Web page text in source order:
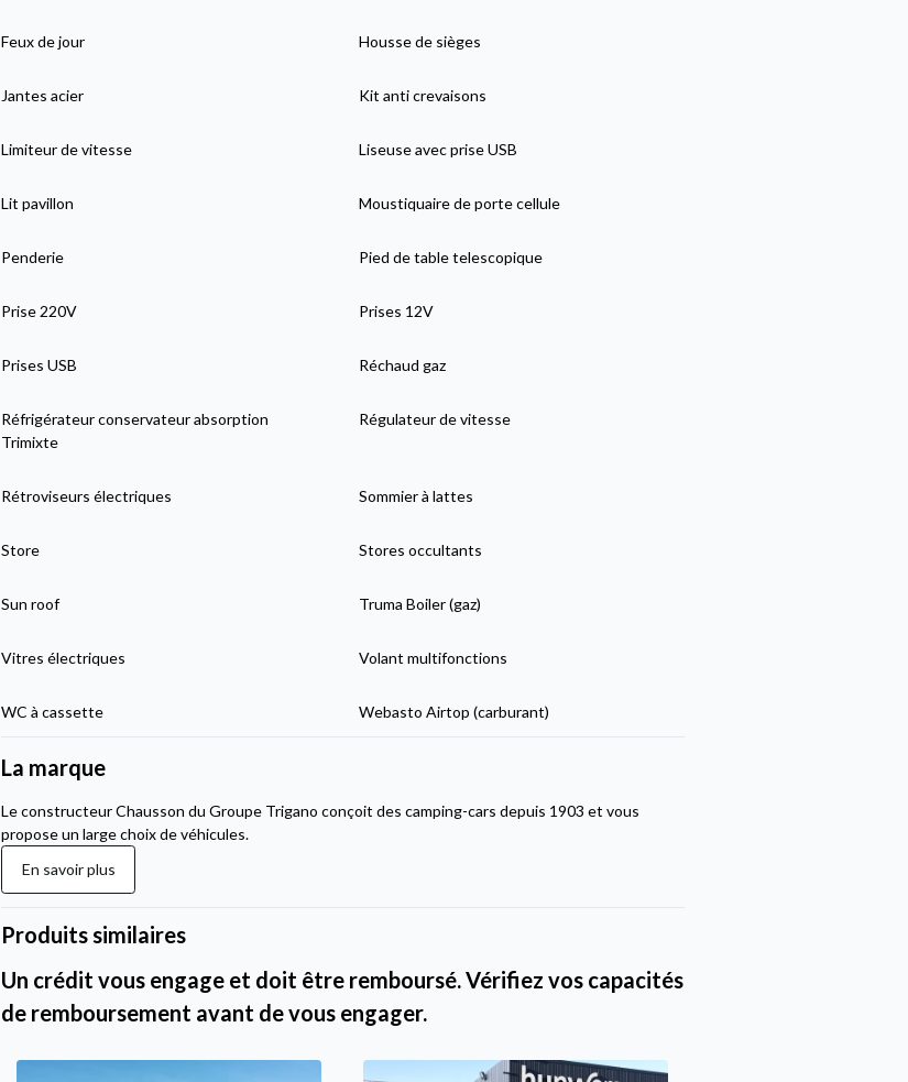
Feux de jour Housse de sièges
Jantes acier Kit anti crevaisons
Limiteur de vitesse Liseuse avec prise USB
Lit pavillon Moustiquaire de porte cellule
Penderie Pied de table telescopique
Prise 220V Prises 12V
Prises USB Réchaud gaz
Réfrigérateur conservateur absorption
Trimixte
Régulateur de vitesse
Rétroviseurs électriques Sommier à lattes
Store Stores occultants
Sun roof Truma Boiler (gaz)
Vitres électriques Volant multifonctions
WC à cassette Webasto Airtop (carburant)
La marque
Le constructeur Chausson du Groupe Trigano conçoit des camping-cars depuis 1903 et vous
propose un large choix de véhicules.
En savoir plus
Produits similaires
Un crédit vous engage et doit être remboursé. Vérifiez vos capacités
de remboursement avant de vous engager.